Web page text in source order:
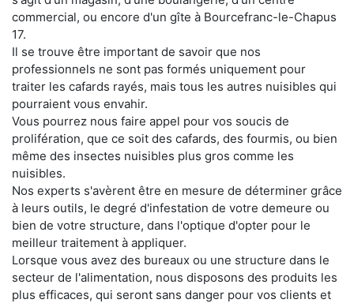
commercial, ou encore d'un gîte à Bourcefranc-le-Chapus
17.
Il se trouve être important de savoir que nos
professionnels ne sont pas formés uniquement pour
traiter les cafards rayés, mais tous les autres nuisibles qui
pourraient vous envahir.
Vous pourrez nous faire appel pour vos soucis de
prolifération, que ce soit des cafards, des fourmis, ou bien
même des insectes nuisibles plus gros comme les
nuisibles.
Nos experts s'avèrent être en mesure de déterminer grâce
à leurs outils, le degré d'infestation de votre demeure ou
bien de votre structure, dans l'optique d'opter pour le
meilleur traitement à appliquer.
Lorsque vous avez des bureaux ou une structure dans le
secteur de l'alimentation, nous disposons des produits les
plus efficaces, qui seront sans danger pour vos clients et